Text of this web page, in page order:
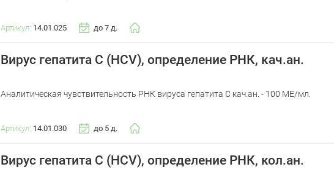
Артикул: 14.01.025 до 7 д.
Вирус гепатита С (HCV), определение РНК, кач.ан.
Аналитическая чувствительность РНК вируса гепатита C кач.ан. - 100 МЕ/мл.
Артикул: 14.01.030 до 5 д.
Вирус гепатита С (HCV), определение РНК, кол.ан.